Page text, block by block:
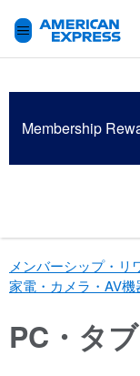
Membership
メンバーシップ・リ
家電・カメラ・AV機
PC・タ